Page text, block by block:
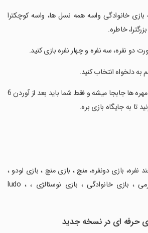
خانوادگی واسه همه نسل ها، واسه کوچکترا
خاطره.
دو نفره، سه نفره و چهار نفره بازی کنید.
دلخواه انتخاب کنید.
‏بصورت خودکار تاس بین مهره ها جابجا میشه و فقط شما باید بعد از آوردن 6
تا به جایگاه بازی بره.
نفره، بازی دونفره، منچ ، بازی منچ ، بازی لودو ،
لودو ، منچ بازی ، سرگرمی ، بازی خانوادگی ، بازی نوستالژی ، ludo ،
حرفه ای در نسخه جدید